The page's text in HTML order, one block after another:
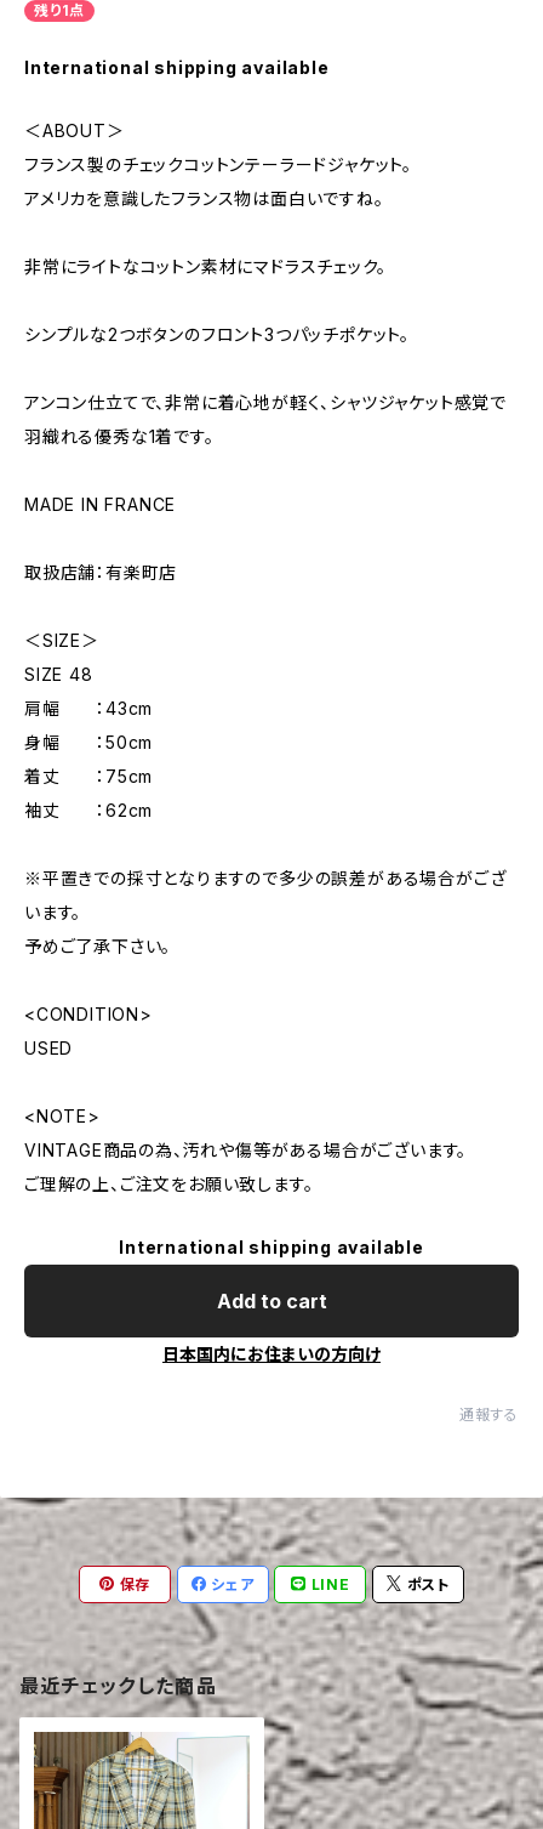
残り1点
International shipping available
＜ABOUT＞
フランス製のチェックコットンテーラードジャケット。
アメリカを意識したフランス物は面白いですね。
非常にライトなコットン素材にマドラスチェック。
シンプルな2つボタンのフロント3つパッチポケット。
アンコン仕立てで、非常に着心地が軽く、シャツジャケット感覚で
羽織れる優秀な1着です。
MADE IN FRANCE
取扱店舗：有楽町店
＜SIZE＞
SIZE 48
肩幅 ：43cm
身幅 ：50cm
着丈 ：75cm
袖丈 ：62cm
※平置きでの採寸となりますので多少の誤差がある場合がござ
います。
予めご了承下さい。
<CONDITION>
USED
<NOTE>
VINTAGE商品の為、汚れや傷等がある場合がございます。
ご理解の上、ご注文をお願い致します。
International shipping available
Add to cart
日本国内にお住まいの方向け
通報する
保存 シェア LINE ポスト
最近チェックした商品